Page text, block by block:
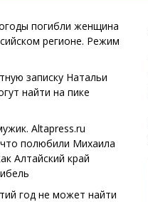
погибли женщина
регионе. Режим
записку Натальи
найти на пике
Altapress.ru
полюбили Михаила
Алтайский край
год не может найти